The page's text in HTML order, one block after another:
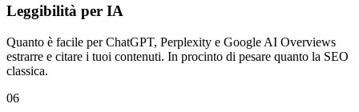
Leggibilità per IA
Quanto è facile per ChatGPT, Perplexity e Google AI Overviews
estrarre e citare i tuoi contenuti. In procinto di pesare quanto la SEO
classica.
06